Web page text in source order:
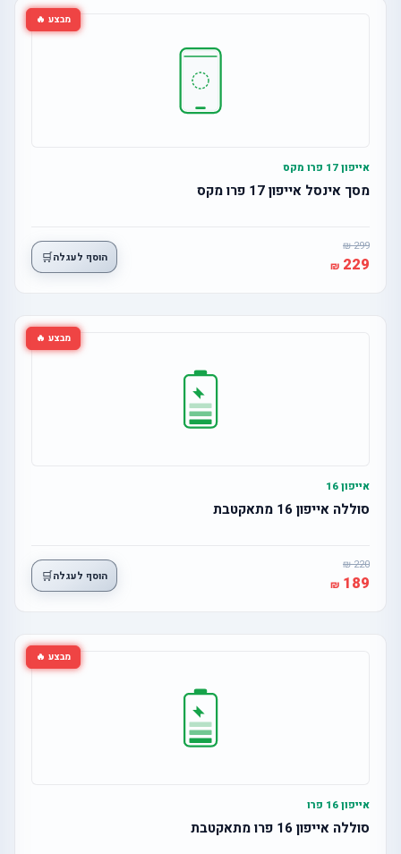
מבצע 🔥
אייפון 17 פרו מקס
מסך אינסל אייפון 17 פרו מקס
299
229 הוסף לעגלה🛒
מבצע 🔥
אייפון 16
סוללה אייפון 16 מתאקטבת
220
189 הוסף לעגלה🛒
מבצע 🔥
אייפון 16 פרו
סוללה אייפון 16 פרו מתאקטבת